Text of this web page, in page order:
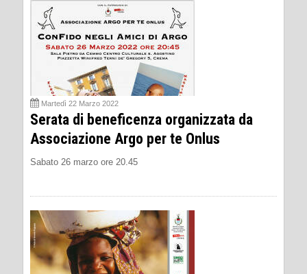
Martedì 22 Marzo 2022
Serata di beneficenza organizzata da
Associazione Argo per te Onlus
Sabato 26 marzo ore 20.45